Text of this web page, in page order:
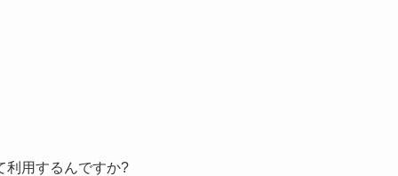
利用するんですか?